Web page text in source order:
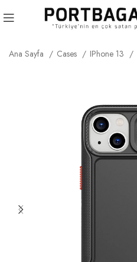
Ana Sayfa Cases IPhone 13